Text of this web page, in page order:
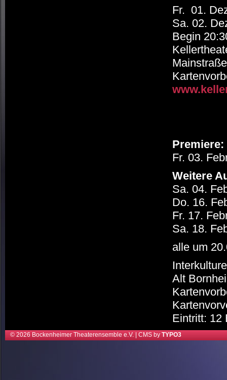
Fr. 01.
Sa. 02.
Begin
Premiere:
Fr. 03.
Weitere
Sa. 04.
Do. 16.
Fr. 17.
Sa. 18.
alle um
Alt
Eintritt: 12
© 2026 Bockenheimer Theaterensemble e.V. | CMS by TYPO3